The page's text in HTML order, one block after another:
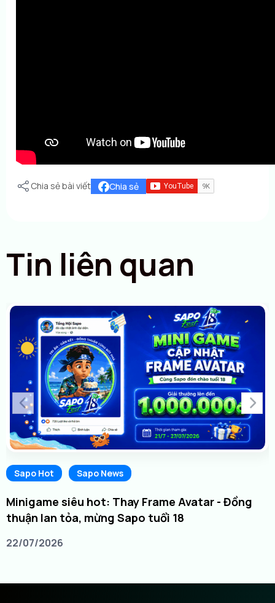
Chia sẻ bài viết Chia sẻ
Tin liên quan
Sapo Hot Sapo News
Minigame siêu hot: Thay Frame Avatar - Đồng
thuận lan tỏa, mừng Sapo tuổi 18
22/07/2026